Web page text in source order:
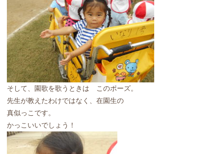
そして、園歌を歌うときは このポーズ。
先生が教えたわけではなく、在園生の
真似っこです。
かっこいいでしょう！